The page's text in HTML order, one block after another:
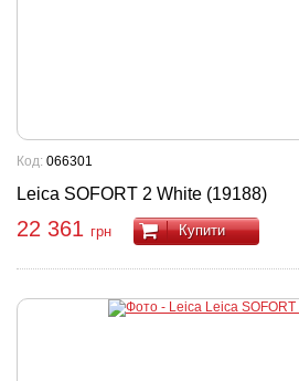
Leica SOFORT 2 White (19188)
Код: 066301
22 361 грн Купити